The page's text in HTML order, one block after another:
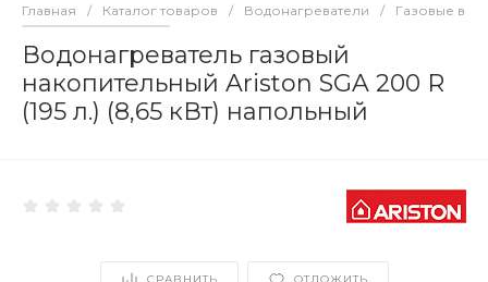
Главная / Каталог товаров / Водонагреватели / Газовые
Водонагреватель газовый
накопительный Ariston SGA 200 R
(195 л.) (8,65 кВт) напольный